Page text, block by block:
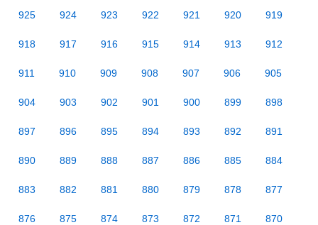
925 924 923 922 921 920 919
918 917 916 915 914 913 912
911 910 909 908 907 906 905
904 903 902 901 900 899 898
897 896 895 894 893 892 891
890 889 888 887 886 885 884
883 882 881 880 879 878 877
876 875 874 873 872 871 870